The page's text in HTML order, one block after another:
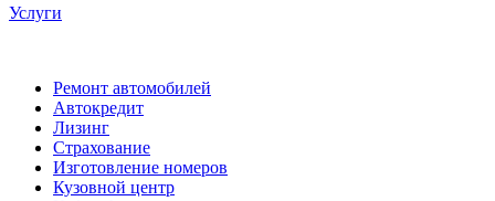
Автокредит
Лизинг
Страхование
Изготовление номеров
Кузовной центр
Кафе «Автопорт»